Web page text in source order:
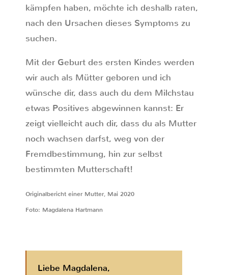
kämpfen haben, möchte ich deshalb raten,
nach den Ursachen dieses Symptoms zu
suchen.
Mit der Geburt des ersten Kindes werden
wir auch als Mütter geboren und ich
wünsche dir, dass auch du dem Milchstau
etwas Positives abgewinnen kannst: Er
zeigt vielleicht auch dir, dass du als Mutter
noch wachsen darfst, weg von der
Fremdbestimmung, hin zur selbst
bestimmten Mutterschaft!
Originalbericht einer Mutter, Mai 2020
Foto: Magdalena Hartmann
Liebe Magdalena,